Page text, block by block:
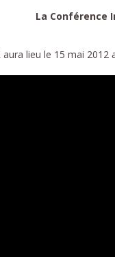
La Conférence
lieu le 15 mai 2012